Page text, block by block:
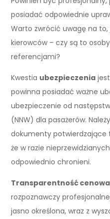
posiadać odpowiednie
Warto zwrócić uwagę na
kierowców – czy są to
referencjami?
Kwestia ubezpieczenia
powinna posiadać ważne
ubezpieczenie od
(NNW) dla pasażerów.
dokumenty potwierdzające
że w razie
odpowiednio chronieni.
Transparentność cenowa
rozpoznawczy
jasno określona, wraz z